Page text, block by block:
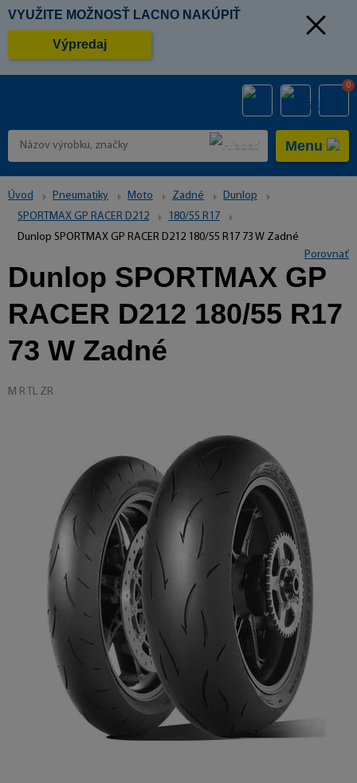
VYUŽITE MOŽNOSŤ LACNO NAKÚPIŤ
Výpredaj
0
Menu
Úvod Pneumatiky Moto Zadné
Dunlop
SPORTMAX GP RACER D212
180/55 R17
Dunlop SPORTMAX GP RACER D212 180/55 R17 73 W Zadné
Dunlop SPORTMAX GP
RACER D212 180/55 R17
73 W Zadné
M R TL ZR
Porovnať